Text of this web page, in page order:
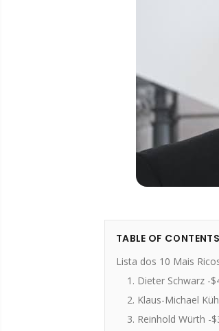
TABLE OF CONTENTS
Lista dos 10 Mais
1. Dieter Schwarz -
2. Klaus-Michael
3. Reinhold Würth -